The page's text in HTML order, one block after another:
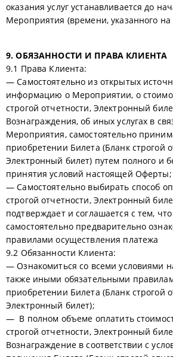
оказания услуг устанавливается до
Мероприятия (времени, указанного на
9. ОБЯЗАННОСТИ И ПРАВА КЛИЕНТА
9.1 Права Клиента:
— Самостоятельно из открытых
информацию о Мероприятии, о
строгой отчетности, Электронный
Вознаграждения, об иных услугах в
Мероприятия, самостоятельно
приобретении Билета (Бланк строгой
Электронный билет) путем полного и
принятия условий настоящей Оферты;
— Самостоятельно выбирать способ
строгой отчетности, Электронный
подтверждает и соглашается с тем,
самостоятельно предварительно
правилами осуществления платежа
9.2 Обязанности Клиента:
— Ознакомиться со всеми условиями
также иными обязательными
приобретении Билета (Бланк строгой
Электронный билет);
— В полном объеме оплатить
строгой отчетности, Электронный
Вознаграждение в соответствии с